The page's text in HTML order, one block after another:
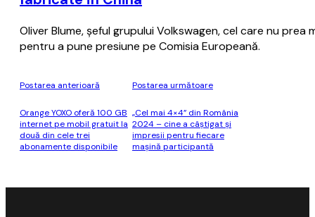
Oliver Blume, şeful grupului Volkswagen, cel care nu
pentru a pune presiune pe Comisia Europeană.
Postarea anterioară
Orange YOXO oferă 100 GB
internet pe mobil gratuit la
două din cele trei
abonamente disponibile
Postarea următoare
„Cel mai 4×4” din România
2024 – cine a câștigat și
impresii pentru fiecare
mașină participantă